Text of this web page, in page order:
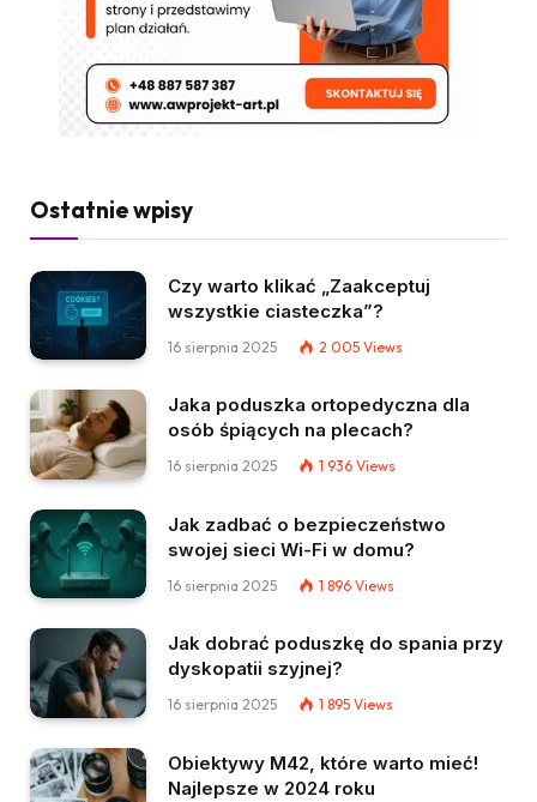
Ostatnie wpisy
Czy warto klikać „Zaakceptuj
wszystkie ciasteczka”?
16 sierpnia 2025 2 005 Views
Jaka poduszka ortopedyczna dla
osób śpiących na plecach?
16 sierpnia 2025 1 936 Views
Jak zadbać o bezpieczeństwo
swojej sieci Wi-Fi w domu?
16 sierpnia 2025 1 896 Views
Jak dobrać poduszkę do spania przy
dyskopatii szyjnej?
16 sierpnia 2025 1 895 Views
Obiektywy M42, które warto mieć!
Najlepsze w 2024 roku